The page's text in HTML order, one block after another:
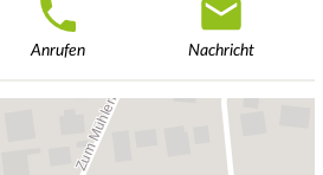
Anrufen Nachricht